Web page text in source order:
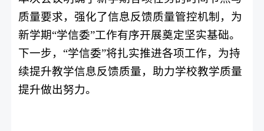
质量要求，强化了信息反馈质量管控机制，为
新学期“学信委”工作有序开展奠定坚实基础。
下一步，“学信委”将扎实推进各项工作，为持
续提升教学信息反馈质量，助力学校教学质量
提升做出努力。